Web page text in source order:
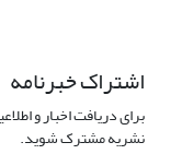
اشتراک خبرنامه
برای دریافت اخبار و
نشریه مشترک شوید.